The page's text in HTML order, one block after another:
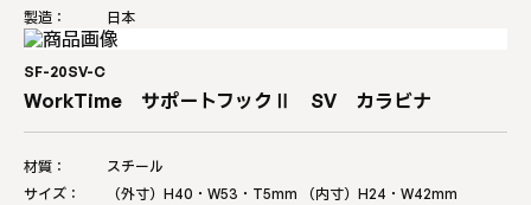
製造：
日本
SF-20SV-C
WorkTime サポートフックⅡ SV カラビナ
材質：
スチール
サイズ：
（外寸）H40・W53・T5mm （内寸）H24・W42mm